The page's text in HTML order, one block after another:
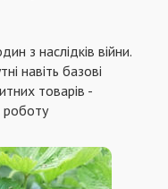
з наслідків війни.
навіть базові
товарів -
роботу